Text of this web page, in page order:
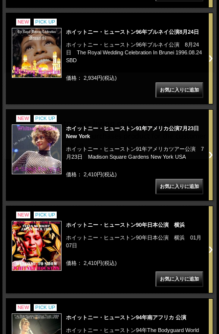
NEW PICK UP
ホイットニー・ヒューストン96年ブルネイ公演8月24日
ホイットニー・ヒューストン96年ブルネイ公演 8月24
日 The Royal Wedding Celebration In Brunei 1996.08.24
SBD
価格： 2,934円(税込)
NEW PICK UP
ホイットニー・ヒューストン91年アメリカ公演7月23日
New York
ホイットニー・ヒューストン91年アメリカツアー公演 7
月23日 Madison Square Gardens New York USA
価格： 2,410円(税込)
NEW PICK UP
ホイットニー・ヒューストン90年日本公演 横浜
ホイットニー・ヒューストン90年日本公演 横浜 01月
07日
価格： 2,410円(税込)
NEW PICK UP
ホイットニー・ヒューストン94年南アフリカ 公演
ホイットニー・ヒューストン94年The Bodyguard World